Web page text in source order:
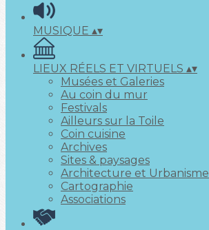
MUSIQUE ▴▾
LIEUX RÉELS ET VIRTUELS ▴▾
Musées et Galeries
Au coin du mur
Festivals
Ailleurs sur la Toile
Coin cuisine
Archives
Sites & paysages
Architecture et Urbanisme
Cartographie
Associations